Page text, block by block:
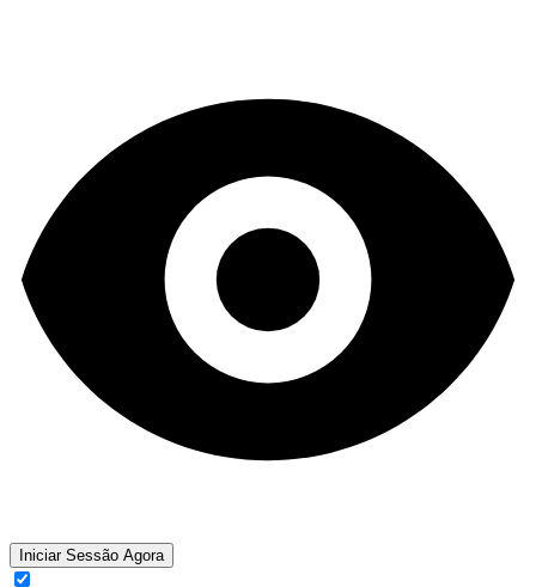
Iniciar Sessão Agora